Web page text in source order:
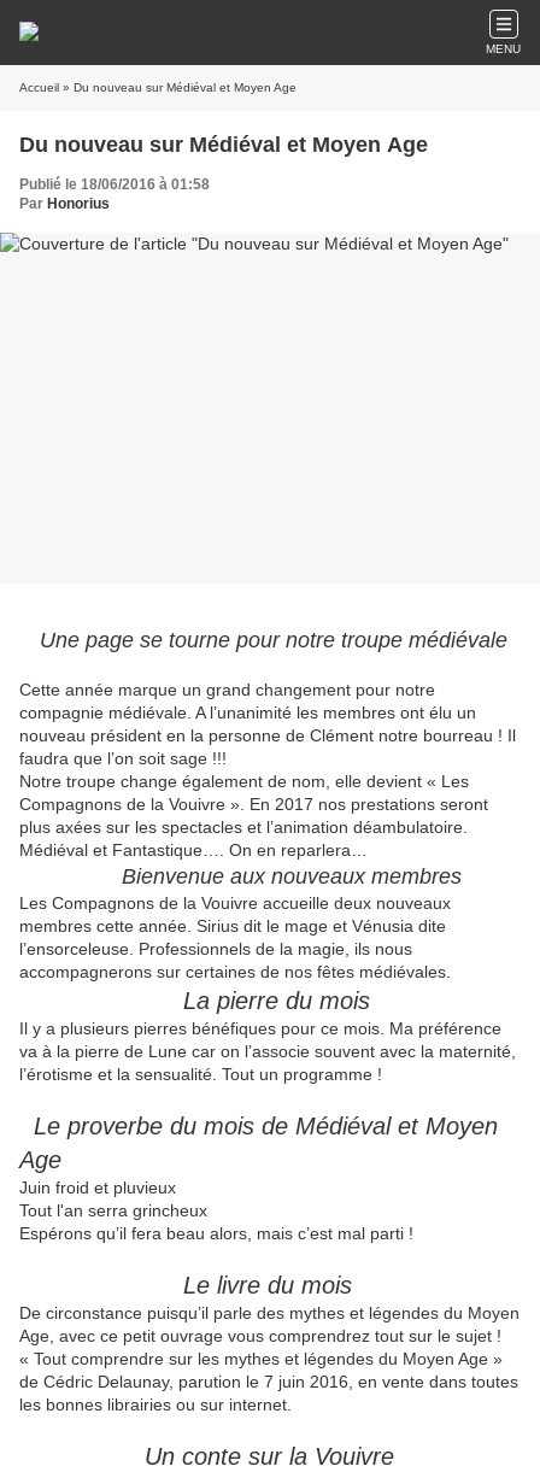
MENU
Accueil » Du nouveau sur Médiéval et Moyen Age
Du nouveau sur Médiéval et Moyen Age
Publié le 18/06/2016 à 01:58
Par Honorius
Une page se tourne pour notre troupe médiévale
Cette année marque un grand changement pour notre
compagnie médiévale. A l’unanimité les membres ont élu un
nouveau président en la personne de Clément notre bourreau ! Il
faudra que l’on soit sage !!!
Notre troupe change également de nom, elle devient « Les
Compagnons de la Vouivre ». En 2017 nos prestations seront
plus axées sur les spectacles et l’animation déambulatoire.
Médiéval et Fantastique…. On en reparlera…
Bienvenue aux nouveaux membres
Les Compagnons de la Vouivre accueille deux nouveaux
membres cette année. Sirius dit le mage et Vénusia dite
l’ensorceleuse. Professionnels de la magie, ils nous
accompagnerons sur certaines de nos fêtes médiévales.
La pierre du mois
Il y a plusieurs pierres bénéfiques pour ce mois. Ma préférence
va à la pierre de Lune car on l’associe souvent avec la maternité,
l’érotisme et la sensualité. Tout un programme !
Le proverbe du mois de Médiéval et Moyen
Age
Juin froid et pluvieux
Tout l'an serra grincheux
Espérons qu’il fera beau alors, mais c’est mal parti !
Le livre du mois
De circonstance puisqu’il parle des mythes et légendes du Moyen
Age, avec ce petit ouvrage vous comprendrez tout sur le sujet !
« Tout comprendre sur les mythes et légendes du Moyen Age »
de Cédric Delaunay, parution le 7 juin 2016, en vente dans toutes
les bonnes librairies ou sur internet.
Un conte sur la Vouivre